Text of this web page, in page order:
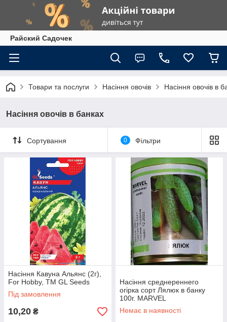
Райский Садочек
Товари та послуги Насіння овочів Насіння овочів в
Насіння овочів в банках
Сортування 0 Фільтри
Насіння Кавуна Альянс (2г),
For Hobby, TM GL Seeds
Під замовлення
10,20 ₴
Насіння среднереннего
огірка сорт Лялюк в банку
100г. MARVEL
Немає в наявності